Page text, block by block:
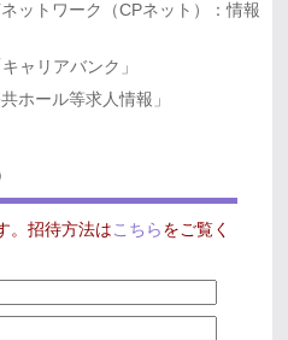
ットワーク（CPネット）：情報
ャリアバンク」
ホール等求人情報」
。招待方法は こちら をご覧く